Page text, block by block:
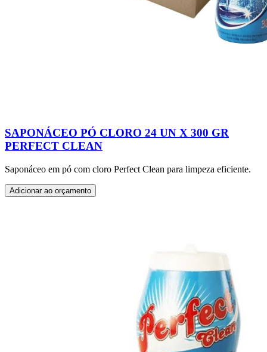
SAPONÁCEO PÓ CLORO 24 UN X 300 GR
PERFECT CLEAN
Saponáceo em pó com cloro Perfect Clean para limpeza eficiente.
Adicionar ao orçamento